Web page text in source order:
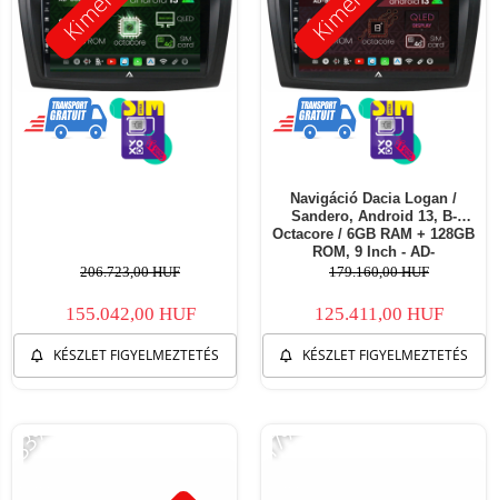
206.723,00 HUF
155.042,00 HUF
KÉSZLET FIGYELMEZTETÉS
Navigáció Dacia Logan /
Sandero, Android 13, B-
Octacore / 6GB RAM + 128GB
ROM, 9 Inch - AD-
BGB9006+AD-BGRKIT378
179.160,00 HUF
125.411,00 HUF
KÉSZLET FIGYELMEZTETÉS
-33% -17%